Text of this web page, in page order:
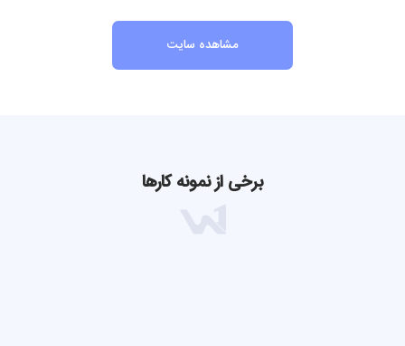
مشاهده سایت
برخی از نمونه کارها